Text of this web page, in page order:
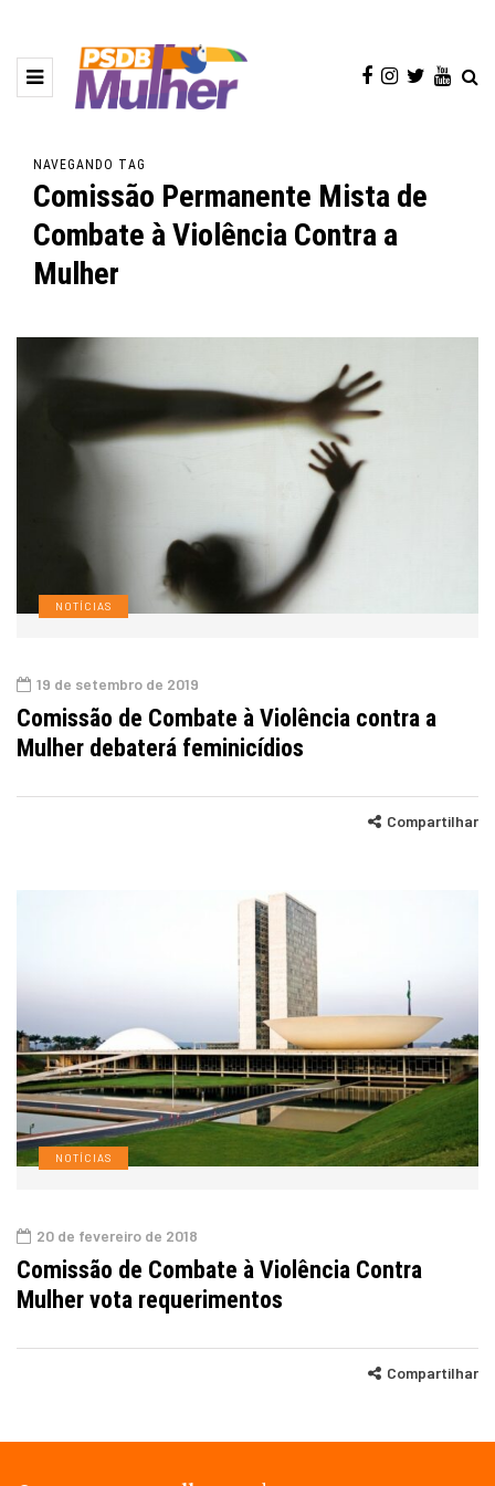
NAVEGANDO TAG
Comissão Permanente Mista de
Combate à Violência Contra a
Mulher
NOTÍCIAS
19 de setembro de 2019
Comissão de Combate à Violência contra a
Mulher debaterá feminicídios
Compartilhar
NOTÍCIAS
20 de fevereiro de 2018
Comissão de Combate à Violência Contra
Mulher vota requerimentos
Compartilhar